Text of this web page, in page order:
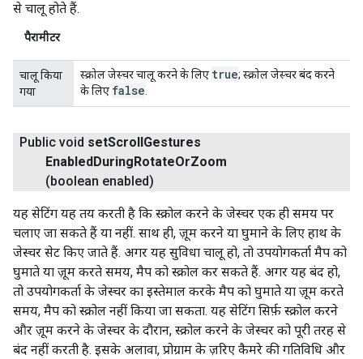
से चालू होते हैं.
पैरामीटर
चालू किया
गया
स्क्रोल जेस्चर चालू करने के लिए true; स्क्रोल जेस्चर बंद करने
के लिए false
Public void setScroll Gestures
Enabled During RotateOrZoom
(boolean enabled)
यह सेटिंग यह तय करती है कि स्क्रोल करने के जेस्चर एक ही समय पर
चलाए जा सकते हैं या नहीं. साथ ही, ज़ूम करने या घुमाने के लिए हाथ के
जेस्चर सेट किए जाते हैं. अगर यह सुविधा चालू हो, तो उपयोगकर्ता मैप को
घुमाते या ज़ूम करते समय, मैप को स्क्रोल कर सकते हैं. अगर यह बंद हो,
तो उपयोगकर्ता के जेस्चर का इस्तेमाल करके मैप को घुमाते या ज़ूम करते
समय, मैप को स्क्रोल नहीं किया जा सकता. यह सेटिंग सिर्फ़ स्क्रोल करने
और ज़ूम करने के जेस्चर के दौरान, स्क्रोल करने के जेस्चर को पूरी तरह से
बंद नहीं करती है. इसके अलावा, प्रोग्राम के ज़रिए कैमरे की गतिविधि और